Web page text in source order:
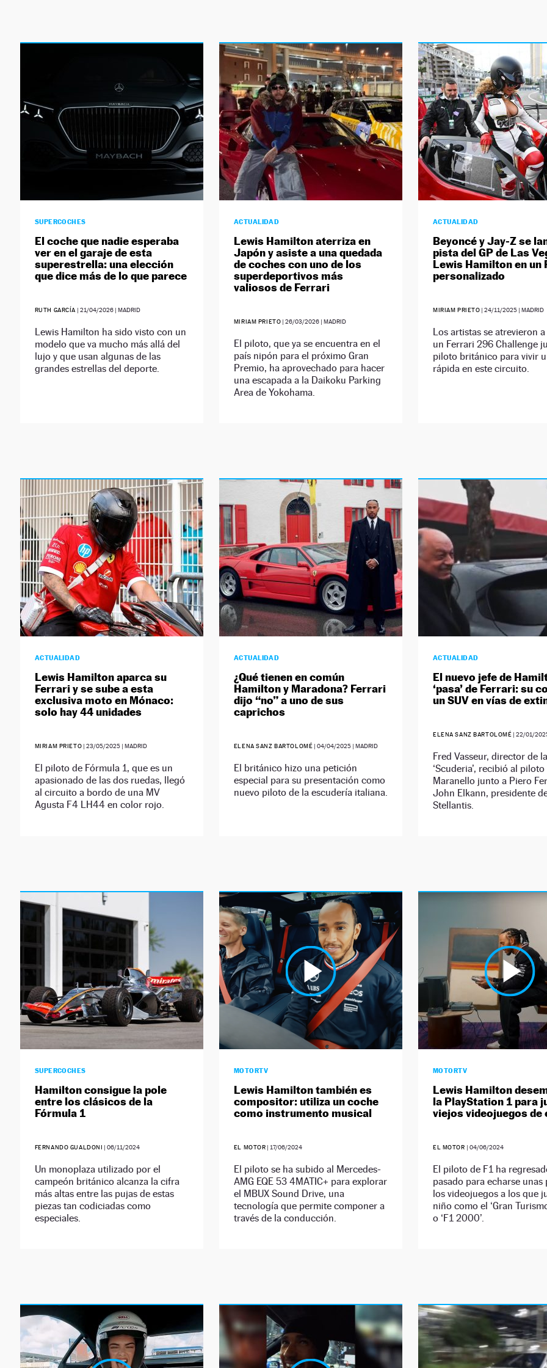
SUPERCOCHES
El coche que nadie esperaba
ver en el garaje de esta
superestrella: una elección
que dice más de lo que parece
RUTH GARCÍA |21/04/2026 | MADRID
Lewis Hamilton ha sido visto con un
modelo que va mucho más allá del
lujo y que usan algunas de las
grandes estrellas del deporte.
ACTUALIDAD
Lewis Hamilton aterriza en
Japón y asiste a una quedada
de coches con uno de los
superdeportivos más
valiosos de Ferrari
MIRIAM PRIETO |26/03/2026 | MADRID
El piloto, que ya se encuentra en el
país nipón para el próximo Gran
Premio, ha aprovechado para hacer
una escapada a la Daikoku Parking
Area de Yokohama.
ACTUALIDAD
Beyoncé y Jay-Z se
pista del GP de Las
Lewis Hamilton en un
personalizado
MIRIAM PRIETO |24/11/2025 | MADRID
Los artistas se atrevieron
un Ferrari 296 Challenge
piloto británico para vivir
rápida en este circuito.
ACTUALIDAD
Lewis Hamilton aparca su
Ferrari y se sube a esta
exclusiva moto en Mónaco:
solo hay 44 unidades
MIRIAM PRIETO |23/05/2025 | MADRID
El piloto de Fórmula 1, que es un
apasionado de las dos ruedas, llegó
al circuito a bordo de una MV
Agusta F4 LH44 en color rojo.
ACTUALIDAD
¿Qué tienen en común
Hamilton y Maradona? Ferrari
dijo “no” a uno de sus
caprichos
ELENA SANZ BARTOLOMÉ |04/04/2025 | MADRID
El británico hizo una petición
especial para su presentación como
nuevo piloto de la escudería italiana.
ACTUALIDAD
El nuevo jefe de
‘pasa’ de Ferrari: su
un SUV en vías de
ELENA SANZ BARTOLOMÉ |22/01/
Fred Vasseur, director de la
‘Scuderia’, recibió al piloto
Maranello junto a Piero
John Elkann, presidente
Stellantis.
SUPERCOCHES
Hamilton consigue la pole
entre los clásicos de la
Fórmula 1
FERNANDO GUALDONI |06/11/2024
Un monoplaza utilizado por el
campeón británico alcanza la cifra
más altas entre las pujas de estas
piezas tan codiciadas como
especiales.
MOTORTV
Lewis Hamilton también es
compositor: utiliza un coche
como instrumento musical
EL MOTOR | 17/06/2024
El piloto se ha subido al Mercedes-
AMG EQE 53 4MATIC+ para explorar
el MBUX Sound Drive, una
tecnología que permite componer a
través de la conducción.
MOTORTV
Lewis Hamilton
la PlayStation 1 para
viejos videojuegos de
EL MOTOR | 04/06/2024
El piloto de F1 ha
pasado para echarse unas
los videojuegos a los que
niño como el ‘Gran
o ‘F1 2000’.